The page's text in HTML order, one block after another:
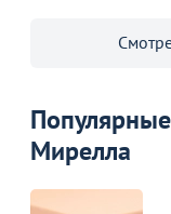
Мирелла